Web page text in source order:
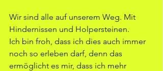
Wir sind alle auf unserem Weg. Mit
Hindernissen und Holpersteinen.
Ich bin froh, dass ich dies auch immer
noch so erleben darf, denn das
ermöglicht es mir, dass ich mehr